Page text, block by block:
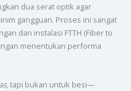
dua serat optik agar
gangguan. Proses ini sangat
dan instalasi FTTH (Fiber to
menentukan performa
, tapi bukan untuk besi—